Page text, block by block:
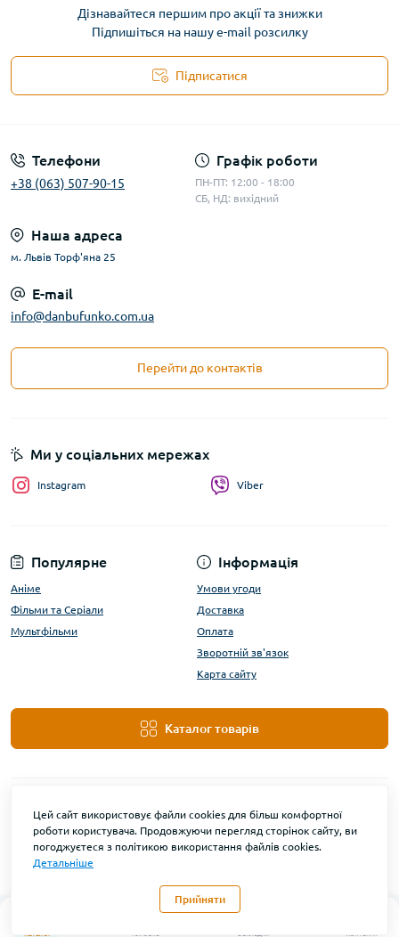
Каталог Головна Закладки Контакти
Дізнавайтеся першим про акції та знижки
Підпишіться на нашу e-mail розсилку
Підписатися
Телефони
+38 (063) 507-90-15
Графік роботи
ПН-ПТ: 12:00 - 18:00
СБ, НД: вихідний
Наша адреса
м. Львів Торф'яна 25
E-mail
info@danbufunko.com.ua
Перейти до контактів
Популярне
Аніме
Фільми та Серіали
Мультфільми
Інформація
Умови угоди
Доставка
Оплата
Зворотній зв'язок
Карта сайту
Каталог товарів
Ми у соціальних мережах
Instagram Viber
Цей сайт використовує файли cookies для більш комфортної
роботи користувача. Продовжуючи перегляд сторінок сайту, ви
погоджуєтеся з політикою використання файлів cookies.
Детальніше
Прийняти